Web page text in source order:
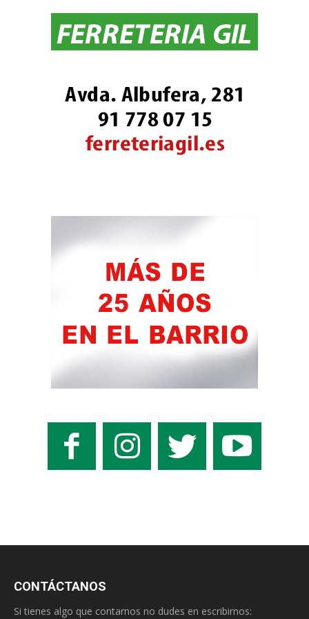
CONTÁCTANOS
Si tienes algo que contarnos no dudes en escribirnos: